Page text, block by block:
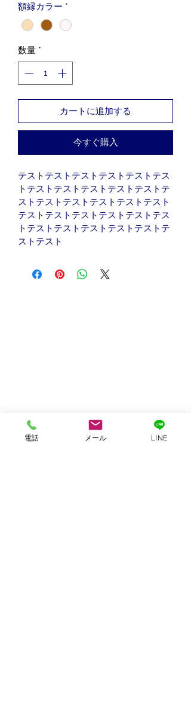
額縁カラー *
数量 *
カートに追加する
今すぐ購入
テストテストテストテストテストテス
トテストテストテストテストテストテ
ストテストテストテストテストテスト
テストテストテストテストテストテス
トテストテストテストテストテストテ
ストテスト
電話 メール LINE